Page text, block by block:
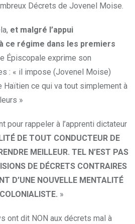
Décrets de Jovenel Moise.
et malgré l’appui
ce régime dans les premiers
Épiscopale exprime son
: « il impose (Jovenel Moise)
Haïtien ce qui va tout simplement à
»
pour rappeler à l’apprenti dictateur
DE TOUT CONDUCTEUR DE
MEILLEUR. TEL N’EST PAS
DE DÉCRETS CONTRAIRES
D’UNE NOUVELLE MENTALITÉ
»
ont dit NON aux décrets mal à